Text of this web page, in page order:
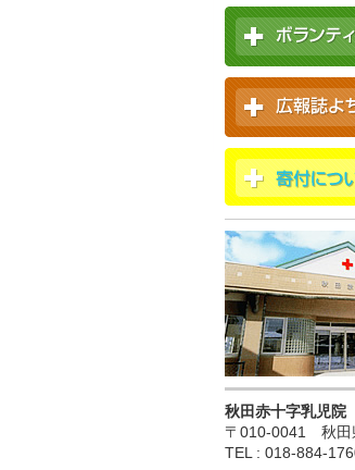
秋田赤十字乳児院
〒010-0041 秋田
TEL : 018-884-